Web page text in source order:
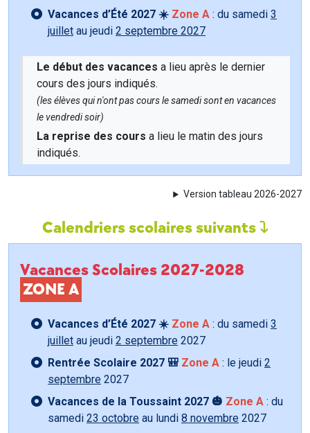
Vacances d’Été 2027 ☀️ Zone A : du samedi 3
juillet au jeudi 2 septembre 2027
Le début des vacances a lieu après le dernier
cours des jours indiqués.
(les élèves qui n'ont pas cours le samedi sont en vacances
le vendredi soir)
La reprise des cours a lieu le matin des jours
indiqués.
Version tableau 2026-2027
Calendriers scolaires suivants
Vacances Scolaires 2027-2028
ZONE A
Vacances d’Été 2027 ☀️ Zone A : du samedi 3
juillet au jeudi 2 septembre 2027
Rentrée Scolaire 2027 🎒 Zone A : le jeudi 2
septembre 2027
Vacances de la Toussaint 2027 🎃 Zone A : du
samedi 23 octobre au lundi 8 novembre 2027